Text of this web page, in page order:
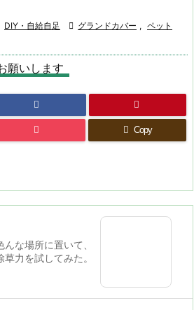
DIY・自給自足  グランドカバー , ペット
願いします
Copy
な場所に置いて、
草力を試してみた。